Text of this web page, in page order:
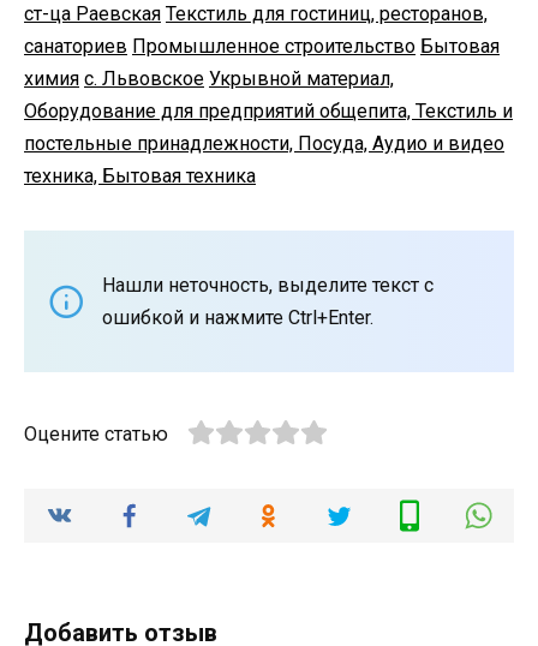
ст-ца Раевская Текстиль для гостиниц, ресторанов,
санаториев Промышленное строительство Бытовая
химия с. Львовское Укрывной материал,
Оборудование для предприятий общепита, Текстиль и
постельные принадлежности, Посуда, Аудио и видео
техника, Бытовая техника
Нашли неточность, выделите текст с
ошибкой и нажмите Ctrl+Enter.
Оцените статью
Добавить отзыв